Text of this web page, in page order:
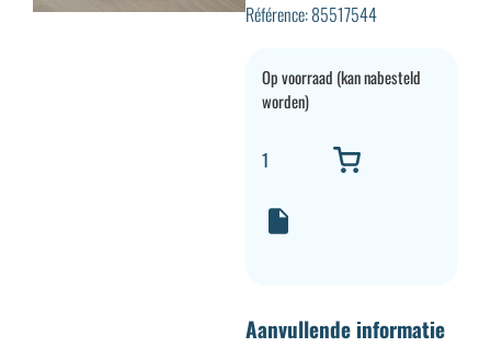
Référence: 85517544
Op voorraad (kan nabesteld
worden)
Aanvullende informatie